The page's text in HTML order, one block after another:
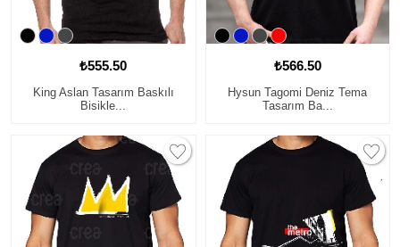
₺555.50
King Aslan Tasarım Baskılı
Bisikle...
₺566.50
Hysun Tagomi Deniz Tema
Tasarım Ba...